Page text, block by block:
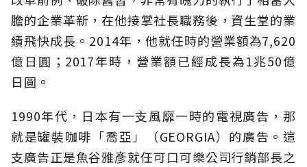
膽的企業革新，在他接掌社長職務後，資生堂的業
績飛快成長。2014年，他就任時的營業額為7,620
億日圓；2017年時，營業額已經成長為1兆50億
日圓。
1990年代，日本有一支風靡一時的電視廣告，那
就是罐裝咖啡「喬亞」（GEORGIA）的廣告。這
支廣告正是魚谷雅彥就任可口可樂公司行銷部長之